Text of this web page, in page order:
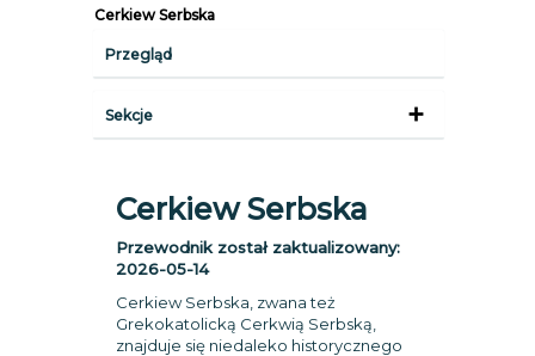
Cerkiew Serbska
Przegląd
Sekcje
Cerkiew Serbska
Przewodnik został zaktualizowany:
2026-05-14
Cerkiew Serbska, zwana też
Grekokatolicką Cerkwią Serbską,
znajduje się niedaleko historycznego